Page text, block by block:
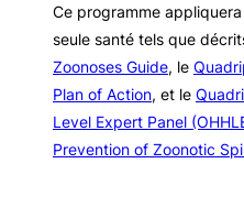
Ce programme
seule santé tels que
Zoonoses Guide, le
Plan of Action, et le
Level Expert Panel
Prevention of Zoonotic